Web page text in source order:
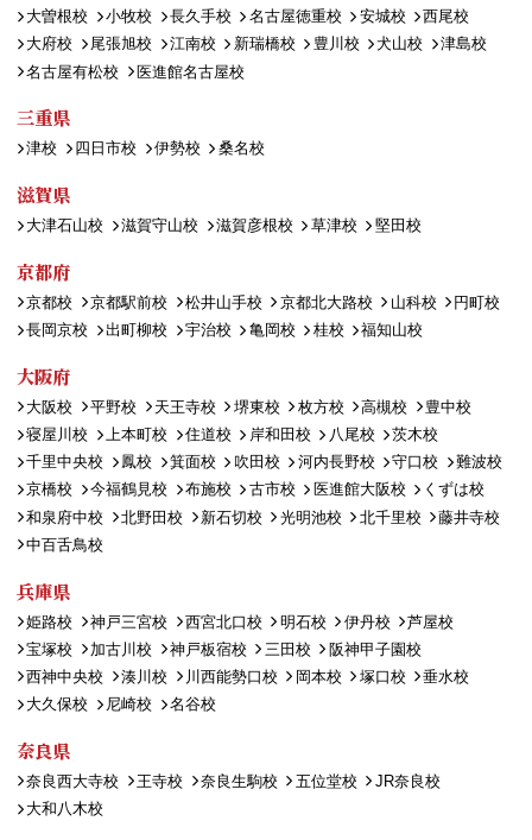
大曽根校
小牧校 長久手校 名古屋徳重校 安城校
西尾校
大府校
尾張旭校 江南校 新瑞橋校 豊川校 犬山校
津島校
名古屋有松校
医進館名古屋校
三重県
津校 四日市校 伊勢校 桑名校
滋賀県
大津石山校 滋賀守山校 滋賀彦根校 草津校 堅田校
京都府
京都校 京都駅前校 松井山手校 京都北大路校 山科校
円町校
長岡京校
出町柳校 宇治校 亀岡校 桂校 福知山校
大阪府
大阪校 平野校 天王寺校 堺東校 枚方校 高槻校
豊中校
寝屋川校
上本町校 住道校 岸和田校 八尾校
茨木校
千里中央校
鳳校 箕面校 吹田校 河内長野校 守口校
難波校
京橋校
今福鶴見校 布施校 古市校 医進館大阪校
くずは校
和泉府中校
北野田校 新石切校 光明池校 北千里校
藤井寺校
中百舌鳥校
兵庫県
姫路校 神戸三宮校 西宮北口校 明石校 伊丹校
芦屋校
宝塚校
加古川校 神戸板宿校 三田校
阪神甲子園校
西神中央校
湊川校 川西能勢口校 岡本校 塚口校
垂水校
大久保校
尼崎校 名谷校
奈良県
奈良西大寺校 王寺校 奈良生駒校 五位堂校
JR奈良校
大和八木校